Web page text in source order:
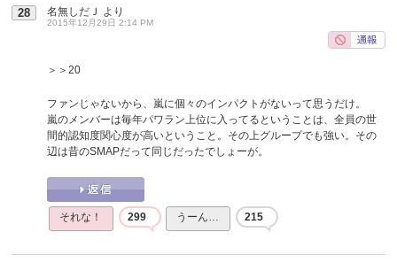
28 名無しだＪ より
2015年12月29日 2:14 PM
＞＞20
ファンじゃないから、嵐に個々のインパクトがないって思うだけ。
嵐のメンバーは毎年パワラン上位に入ってるということは、全員の世
間的認知度関心度が高いということ。その上グループでも強い。その
辺は昔のSMAPだって同じだったでしょーが。
それな！ 299 うーん… 215